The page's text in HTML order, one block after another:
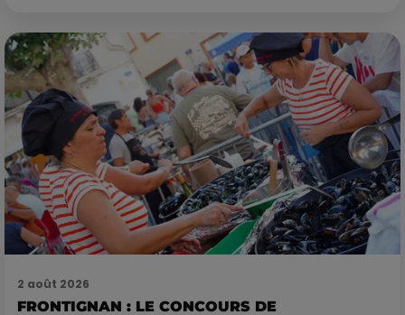
2 août 2026
FRONTIGNAN : LE CONCOURS DE